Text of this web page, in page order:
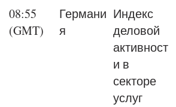
08:55
(GMT)
Германи
я
Индекс
деловой
активност
и в
секторе
услуг